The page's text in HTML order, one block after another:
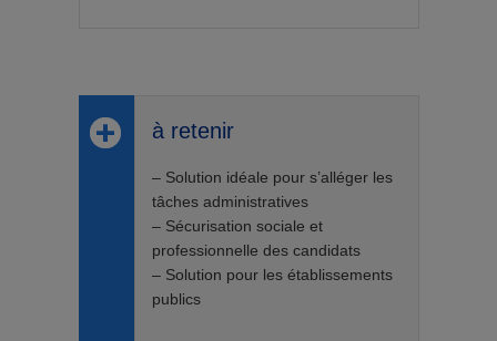
à retenir
– Solution idéale pour s’alléger les
tâches administratives
– Sécurisation sociale et
professionnelle des candidats
– Solution pour les établissements
publics